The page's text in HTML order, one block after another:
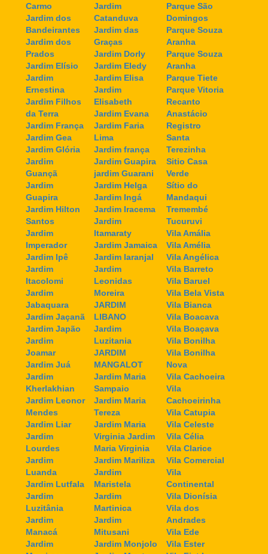
Carmo
Jardim dos
Bandeirantes
Jardim dos
Prados
Jardim Elísio
Jardim
Ernestina
Jardim Filhos
da Terra
Jardim França
Jardim Gea
Jardim Glória
Jardim
Guançã
Jardim
Guapira
Jardim Hilton
Santos
Jardim
Imperador
Jardim Ipê
Jardim
Itacolomi
Jardim
Jabaquara
Jardim Jaçanã
Jardim Japão
Jardim
Joamar
Jardim Juá
Jardim
Kherlakhian
Jardim Leonor
Mendes
Jardim Liar
Jardim
Lourdes
Jardim
Luanda
Jardim Lutfala
Jardim
Luzitânia
Jardim
Manacá
Jardim
Jardim
Catanduva
Jardim das
Graças
Jardim Dorly
Jardim Eledy
Jardim Elisa
Jardim
Elisabeth
Jardim Evana
Jardim Faria
Lima
Jardim frança
Jardim Guapira
jardim Guarani
Jardim Helga
Jardim Ingá
Jardim Iracema
Jardim
Itamaraty
Jardim Jamaica
Jardim laranjal
Jardim
Leonidas
Moreira
JARDIM
LIBANO
Jardim
Luzitania
JARDIM
MANGALOT
Jardim Maria
Sampaio
Jardim Maria
Tereza
Jardim Maria
Virginia Jardim
Maria Virginia
Jardim Mariliza
Jardim
Maristela
Jardim
Martinica
Jardim
Mitusani
Jardim Monjolo
Parque São
Domingos
Parque Souza
Aranha
Parque Souza
Aranha
Parque Tiete
Parque Vitoria
Recanto
Anastácio
Registro
Santa
Terezinha
Sitio Casa
Verde
Sítio do
Mandaqui
Tremembé
Tucuruvi
Vila Amália
Vila Amélia
Vila Angélica
Vila Barreto
Vila Baruel
Vila Bela Vista
Vila Bianca
Vila Boacava
Vila Boaçava
Vila Bonilha
Vila Bonilha
Nova
Vila Cachoeira
Vila
Cachoeirinha
Vila Catupia
Vila Celeste
Vila Célia
Vila Clarice
Vila Comercial
Vila
Continental
Vila Dionísia
Vila dos
Andrades
Vila Ede
Vila Ester